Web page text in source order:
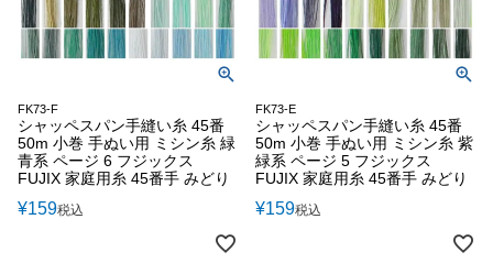
FK73-F
シャッペスパン手縫い糸 45番
50m 小巻 手ぬい用 ミシン糸 緑
青系 ページ 6 フジックス
FUJIX 家庭用糸 45番手 みどり
¥159税込
FK73-E
シャッペスパン手縫い糸 45番
50m 小巻 手ぬい用 ミシン糸 紫
緑系 ページ 5 フジックス
FUJIX 家庭用糸 45番手 みどり
¥159税込